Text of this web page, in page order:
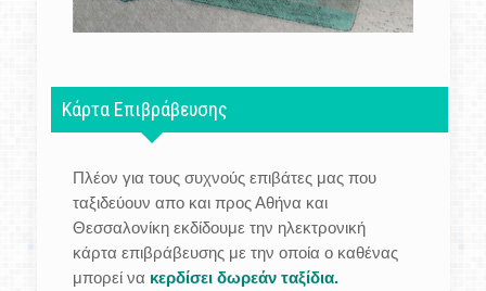
Κάρτα Επιβράβευσης
Πλέον για τους συχνούς επιβάτες μας που
ταξιδεύουν απο και προς Αθήνα και
Θεσσαλονίκη εκδίδουμε την ηλεκτρονική
κάρτα επιβράβευσης με την οποία ο καθένας
μπορεί να κερδίσει δωρεάν ταξίδια.